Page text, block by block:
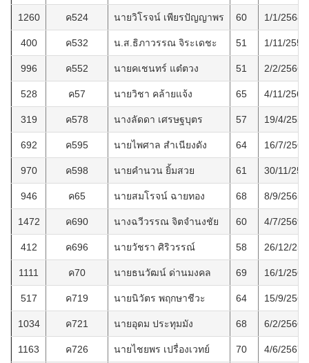
1260 ค524 นายวิโรจน์ เพียรปัญญาพร 60 1/1/2568
400 ค532 น.ส.ธิภาวรรณ จิระเดชะ 51 1/11/2559
996 ค552 นายคเชนทร์ แต๋ตวง 51 2/2/2566
528 ค57 นายวิชา คล้ายแจ้ง 65 4/11/2561
319 ค578 นางลัดดา เศรษฐบุตร 57 19/4/2558
692 ค595 นายไพศาล สำเนียงดัง 64 16/7/2563
970 ค598 นายคำนวน ยิ้มสวย 61 30/11/
946 ค65 นายสมโรจน์ ฉายทอง 68 8/9/2565
1472 ค690 นางฉวีวรรณ จิตจำนงชัย 60 4/7/2569
412 ค696 นายวัชรา ศิริวรรณ์ 58 26/12/
1111 ค70 นายธนวัฒน์ ด่านมงคล 69 16/1/2567
517 ค719 นายนิวัตร พฤกษาชีวะ 64 15/9/2561
1034 ค721 นายอุดม ประทุมมัง 68 6/2/2566
1163 ค726 นายไชยพร เปรื่องเวทย์ 70 4/6/2567